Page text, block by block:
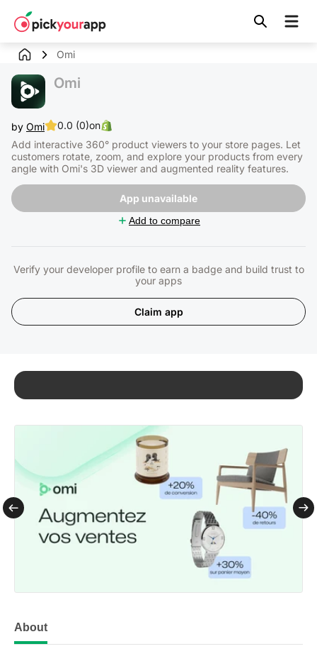
content
Omi
Omi
by Omi 0.0 (0)on
Add interactive 360° product viewers to your store pages. Let
customers rotate, zoom, and explore your products from every
angle with Omi's 3D viewer and augmented reality features.
App unavailable
Add to compare
Claim app
Verify your developer profile to earn a badge and build trust to
your apps
About